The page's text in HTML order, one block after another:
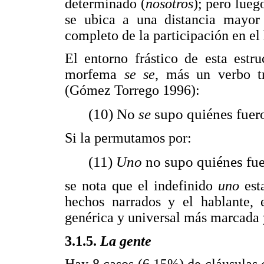
determinado (nosotros); pero
se ubica a una distancia
completo de la participación en el
El entorno frástico de esta
morfema se se, más un verbo
(Gómez Torrego 1996):
(10) No se supo quiénes
Si la permutamos por:
(11) Uno no supo quiénes
se nota que el indefinido uno
hechos narrados y el
genérica y universal más marcada
3.1.5. La gente